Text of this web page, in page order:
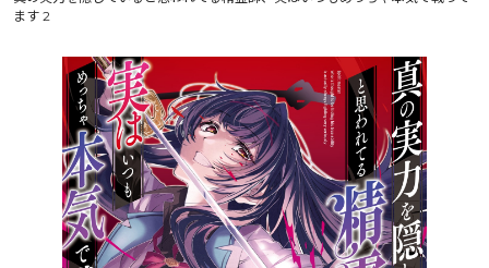
企業
会社概要
採用情報
アクセス
オーバーラップホールディングス
お問い合わせはこちら
オーバーラップ文庫
オーバーラップノベルス
ます 2